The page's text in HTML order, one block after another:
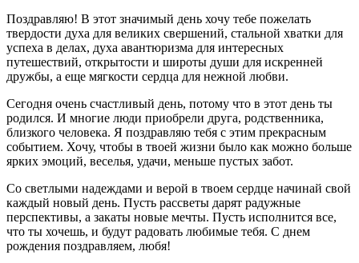
Поздравляю! В этот значимый день хочу тебе пожелать
твердости духа для великих свершений, стальной хватки для
успеха в делах, духа авантюризма для интересных
путешествий, открытости и широты души для искренней
дружбы, а еще мягкости сердца для нежной любви.
Сегодня очень счастливый день, потому что в этот день ты
родился. И многие люди приобрели друга, родственника,
близкого человека. Я поздравляю тебя с этим прекрасным
событием. Хочу, чтобы в твоей жизни было как можно больше
ярких эмоций, веселья, удачи, меньше пустых забот.
Со светлыми надеждами и верой в твоем сердце начинай свой
каждый новый день. Пусть рассветы дарят радужные
перспективы, а закаты новые мечты. Пусть исполнится все,
что ты хочешь, и будут радовать любимые тебя. С днем
рождения поздравляем, любя!